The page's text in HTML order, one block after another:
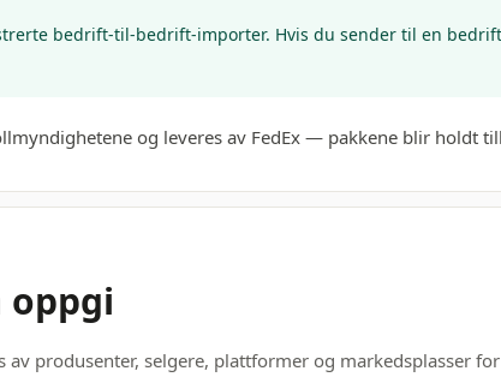
bedrift-til-bedrift-importer. Hvis du sender til en
og leveres av FedEx — pakkene blir holdt
oppgi
produsenter, selgere, plattformer og markedsplasser